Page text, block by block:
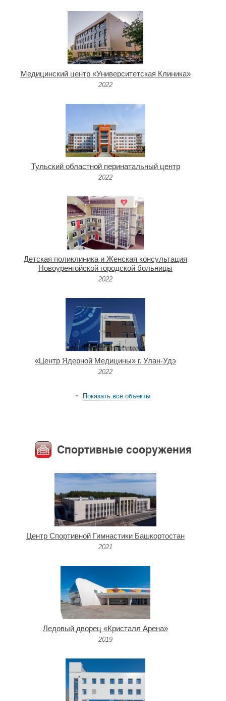
Медицинский центр «Университетская Клиника»
2022
Тульский областной перинатальный центр
2022
Детская поликлиника и Женская консультация
Новоуренгойской городской больницы
2022
«Центр Ядерной Медицины» г. Улан-Удэ
2022
Показать все объекты
Спортивные сооружения
Центр Спортивной Гимнастики Башкортостан
2021
Ледовый дворец «Кристалл Арена»
2019